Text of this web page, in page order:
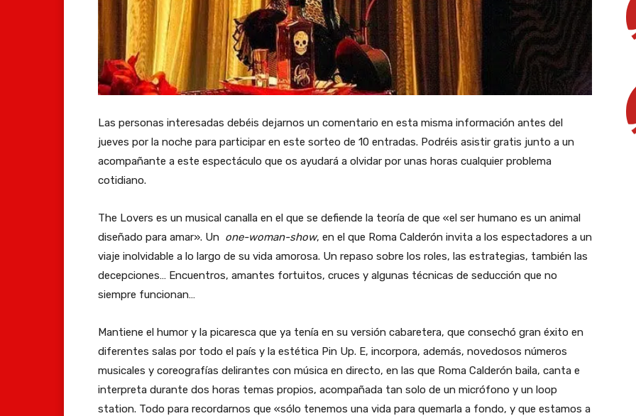
Las personas interesadas debéis dejarnos un comentario en esta misma información antes del
jueves por la noche para participar en este sorteo de 10 entradas. Podréis asistir gratis junto a un
acompañante a este espectáculo que os ayudará a olvidar por unas horas cualquier problema
cotidiano.
The Lovers es un musical canalla en el que se defiende la teoría de que «el ser humano es un animal
diseñado para amar». Un one-woman-show, en el que Roma Calderón invita a los espectadores a un
viaje inolvidable a lo largo de su vida amorosa. Un repaso sobre los roles, las estrategias, también las
decepciones… Encuentros, amantes fortuitos, cruces y algunas técnicas de seducción que no
siempre funcionan…
Mantiene el humor y la picaresca que ya tenía en su versión cabaretera, que consechó gran éxito en
diferentes salas por todo el país y la estética Pin Up. E, incorpora, además, novedosos números
musicales y coreografías delirantes con música en directo, en las que Roma Calderón baila, canta e
interpreta durante dos horas temas propios, acompañada tan solo de un micrófono y un loop
station. Todo para recordarnos que «sólo tenemos una vida para quemarla a fondo, y que estamos a